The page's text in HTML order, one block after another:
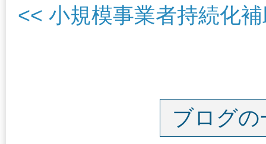
<< 小規模事業者持続化
ブログ